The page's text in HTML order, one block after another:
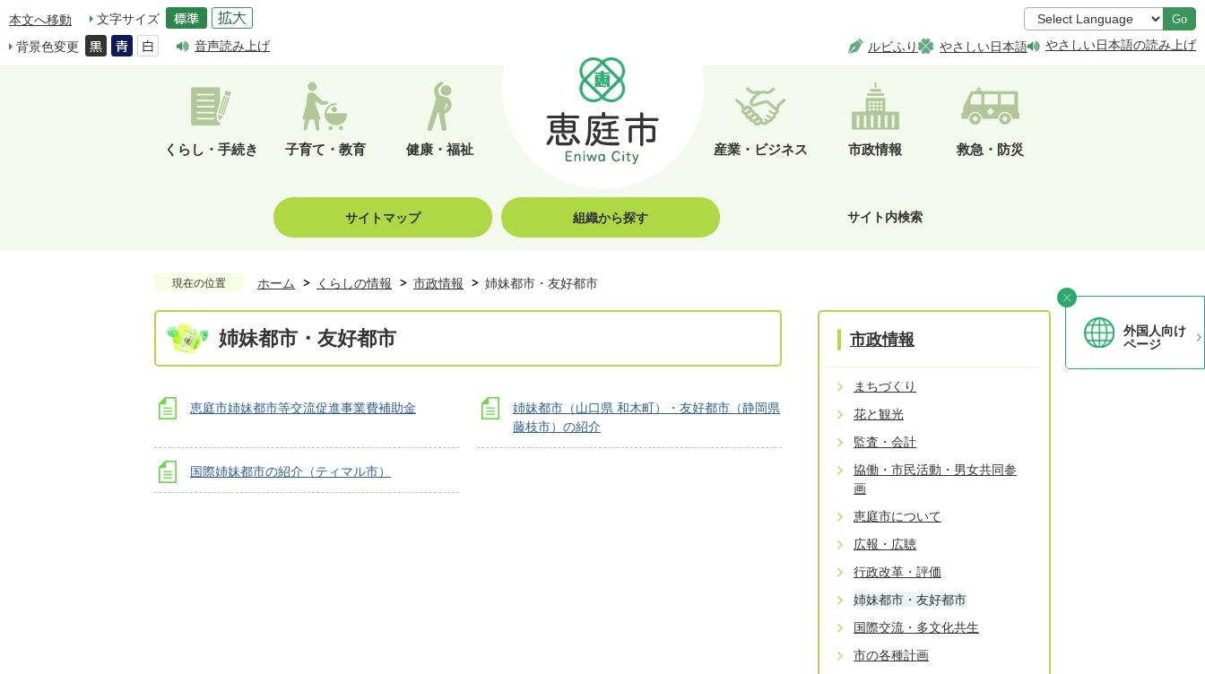
本文へ移動
文字サイズ
背景色変更
音声読み上げ
Go
ルビふり やさしい日本語 やさしい日本語の読み上げ
くらし・手続き 子育て・教育 健康・福祉 産業・ビジネス 市政情報 救急・防災
サイトマップ 組織から探す サイト内検索
外国人向け
ページ
現在の位置 ホーム くらしの情報 市政情報 姉妹都市・友好都市
姉妹都市・友好都市
恵庭市姉妹都市等交流促進事業費補助金
姉妹都市（山口県 和木町）・友好都市（静岡県
藤枝市）の紹介
国際姉妹都市の紹介（ティマル市）
市政情報
まちづくり
花と観光
監査・会計
協働・市民活動・男女共同参
画
恵庭市について
広報・広聴
行政改革・評価
姉妹都市・友好都市
国際交流・多文化共生
市の各種計画